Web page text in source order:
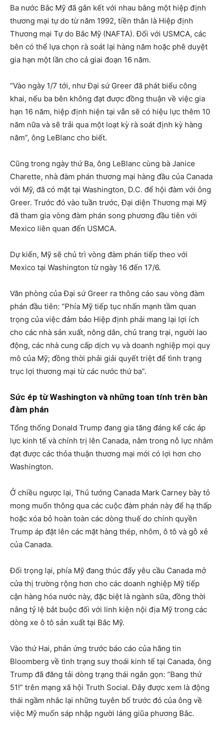
Ba nước Bắc Mỹ đã gắn kết với nhau bằng một hiệp định
thương mại tự do từ năm 1992, tiền thân là Hiệp định
Thương mại Tự do Bắc Mỹ (NAFTA). Đối với USMCA, các
bên có thể lựa chọn rà soát lại hàng năm hoặc phê duyệt
gia hạn một lần cho cả giai đoạn 16 năm.
“Vào ngày 1/7 tới, như Đại sứ Greer đã phát biểu công
khai, nếu ba bên không đạt được đồng thuận về việc gia
hạn 16 năm, hiệp định hiện tại vẫn sẽ có hiệu lực thêm 10
năm nữa và sẽ trải qua một loạt kỳ rà soát định kỳ hàng
năm”, ông LeBlanc cho biết.
Cũng trong ngày thứ Ba, ông LeBlanc cùng bà Janice
Charette, nhà đàm phán thương mại hàng đầu của Canada
với Mỹ, đã có mặt tại Washington, D.C. để hội đàm với ông
Greer. Trước đó vào tuần trước, Đại diện Thương mại Mỹ
đã tham gia vòng đàm phán song phương đầu tiên với
Mexico liên quan đến USMCA.
Dự kiến, Mỹ sẽ chủ trì vòng đàm phán tiếp theo với
Mexico tại Washington từ ngày 16 đến 17/6.
Văn phòng của Đại sứ Greer ra thông cáo sau vòng đàm
phán đầu tiên: “Phía Mỹ tiếp tục nhấn mạnh tầm quan
trọng của việc đảm bảo Hiệp định phải mang lại lợi ích
cho các nhà sản xuất, nông dân, chủ trang trại, người lao
động, các nhà cung cấp dịch vụ và doanh nghiệp mọi quy
mô của Mỹ; đồng thời phải giải quyết triệt để tình trạng
trục lợi thương mại từ các nước thứ ba”.
Sức ép từ Washington và những toan tính trên bàn
đàm phán
Tổng thống Donald Trump đang gia tăng đáng kể các áp
lực kinh tế và chính trị lên Canada, nằm trong nỗ lực nhằm
đạt được các thỏa thuận thương mại mới có lợi hơn cho
Washington.
Ở chiều ngược lại, Thủ tướng Canada Mark Carney bày tỏ
mong muốn thông qua các cuộc đàm phán này để hạ thấp
hoặc xóa bỏ hoàn toàn các dòng thuế do chính quyền
Trump áp đặt lên các mặt hàng thép, nhôm, ô tô và gỗ xẻ
của Canada.
Đối trọng lại, phía Mỹ đang thúc đẩy yêu cầu Canada mở
cửa thị trường rộng hơn cho các doanh nghiệp Mỹ tiếp
cận hàng hóa nước này, đặc biệt là ngành sữa, đồng thời
nâng tỷ lệ bắt buộc đối với linh kiện nội địa Mỹ trong các
dòng xe ô tô sản xuất tại Bắc Mỹ.
Vào thứ Hai, phản ứng trước báo cáo của hãng tin
Bloomberg về tình trạng suy thoái kinh tế tại Canada, ông
Trump đã đăng tải dòng trạng thái ngắn gọn: “Bang thứ
51!” trên mạng xã hội Truth Social. Đây được xem là động
thái ngầm nhắc lại những tuyên bố trước đó của ông về
việc Mỹ muốn sáp nhập người láng giũa phương Bắc.